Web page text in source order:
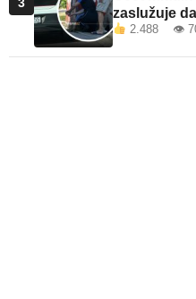
zaslužuje
2.488 👁